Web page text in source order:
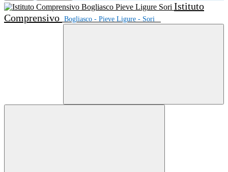
Istituto
Comprensivo Bogliasco - Pieve Ligure - Sori